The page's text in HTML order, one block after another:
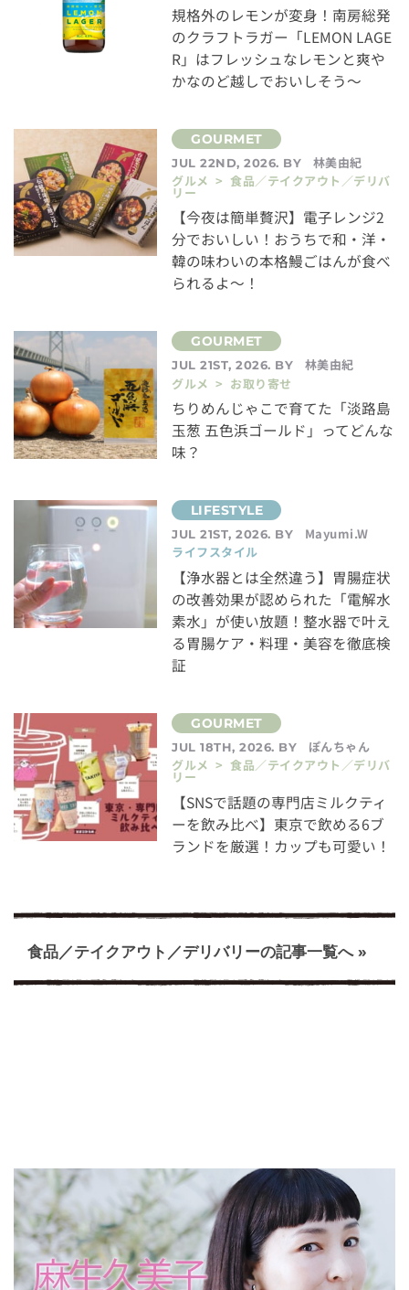
規格外のレモンが変身！南房総発
のクラフトラガー「LEMON LAGE
R」はフレッシュなレモンと爽や
かなのど越しでおいしそう～
JUL 22ND, 2026. BY
林美由紀
グルメ > 食品／テイクアウト／デリバ
リー
【今夜は簡単贅沢】電子レンジ2
分でおいしい！おうちで和・洋・
韓の味わいの本格鰻ごはんが食べ
られるよ～！
JUL 21ST, 2026. BY
林美由紀
グルメ > お取り寄せ
ちりめんじゃこで育てた「淡路島
玉葱 五色浜ゴールド」ってどんな
味？
JUL 21ST, 2026. BY
Mayumi.W
ライフスタイル
【浄水器とは全然違う】胃腸症状
の改善効果が認められた「電解水
素水」が使い放題！整水器で叶え
る胃腸ケア・料理・美容を徹底検
証
JUL 18TH, 2026. BY
ぽんちゃん
グルメ > 食品／テイクアウト／デリバ
リー
【SNSで話題の専門店ミルクティ
ーを飲み比べ】東京で飲める6ブ
ランドを厳選！カップも可愛い！
食品／テイクアウト／デリバリーの記事一覧へ »